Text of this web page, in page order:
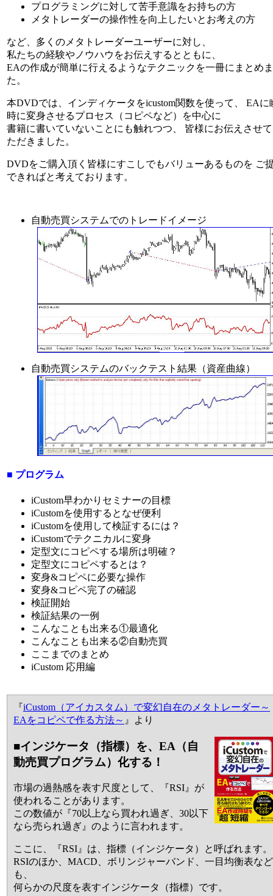
プログラミングに対して苦手意識をお持ちの方
メタトレーダーの操作性を向上したいとお考えの方
など、多くのメタトレーダーユーザーに対し、
私たちの経験やノウハウをお伝えするとともに、
EAの作成が簡単に行えるようなテクニックを一冊にまとめ
た。
本DVDでは、インディケータをicustom関数を使って、 EAに
時に変身させるプロセス（コピペなど）を中心に
書籍に書いていないことにも触れつつ、 皆様にお伝えさせ
ただきました。
DVDをご購入頂く皆様にすこしでもバリューあるものを ご
できればと考えております。
自動売買システムでのトレードイメージ
自動売買システムのバックテスト結果（資産曲線）
■ プログラム
iCustom早わかりセミナーの目標
iCustomを使用するとなぜ便利
iCustomを使用して検証するには？
iCustomでテクニカルに変身
定型文にコピペする場所は明確？
定型文にコピペするとは？
変身&コピペに必要な操作
変身&コピペ完了の確認
検証開始
検証結果の一例
こんなことも出来る①最適化
こんなことも出来る②自動売買
ここまでのまとめ
iCustom 応用編
『iCustom（アイカスタム）で変幻自在のメタトレーダー～
EAをコピペで作る方法～ 』より
■インジケータ（指標）を、EA（自
動売買プログラム）化する！
市場の過熱感を表す尺度として、『RSI』が
使われることがあります。
この数値が『70以上なら買われ過ぎ、30以下
なら売られ過ぎ』のように言われます。
ここに、『RSI』は、指標（インジケータ）と呼ばれます。
RSIのほか、MACD、ボリンジャーバンド、一目均衡表など
も、
何らかの尺度を表すインジケータ（指標）です。